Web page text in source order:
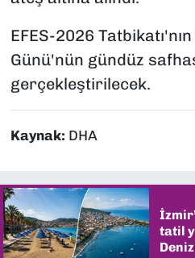
EFES-2026
Günü'nün gündüz
gerçekleştirilecek.
Kaynak: DHA
tatil